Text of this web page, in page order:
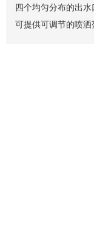
四个均匀分布的出
可提供可调节的喷洒